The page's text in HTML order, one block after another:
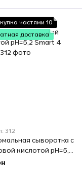
частями 10
доставка
312
сыворотка с
кислотой рН=5,2
Derma